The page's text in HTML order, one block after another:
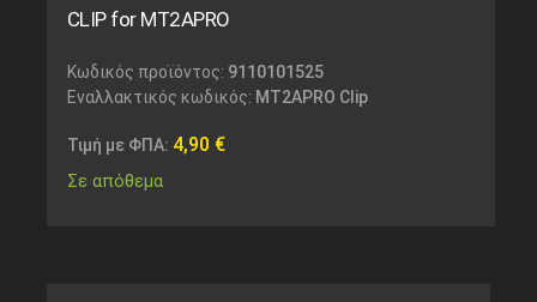
CLIP for MT2APRO
Κωδικός προϊόντος: 9110101525
Εναλλακτικός κωδικός: MT2APRO Clip
Τιμή με ΦΠΑ: 4,90 €
Σε απόθεμα